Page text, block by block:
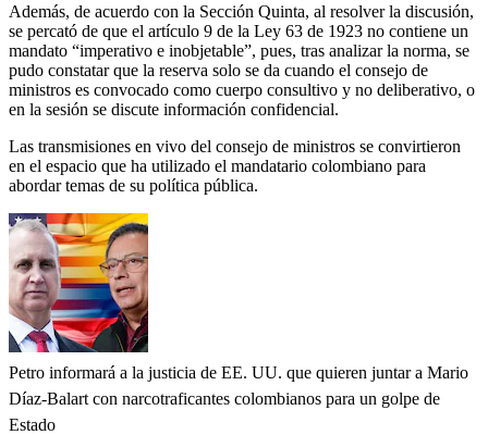
Además, de acuerdo con la Sección Quinta, al resolver la discusión,
se percató de que el artículo 9 de la Ley 63 de 1923 no contiene un
mandato “imperativo e inobjetable”, pues, tras analizar la norma, se
pudo constatar que la reserva solo se da cuando el consejo de
ministros es convocado como cuerpo consultivo y no deliberativo, o
en la sesión se discute información confidencial.
Las transmisiones en vivo del consejo de ministros se convirtieron
en el espacio que ha utilizado el mandatario colombiano para
abordar temas de su política pública.
Petro informará a la justicia de EE. UU. que quieren juntar a Mario
Díaz-Balart con narcotraficantes colombianos para un golpe de
Estado